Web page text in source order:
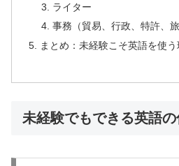
ライター
事務（貿易、行政、特許、旅
まとめ：未経験こそ英語を使
未経験でもできる英語